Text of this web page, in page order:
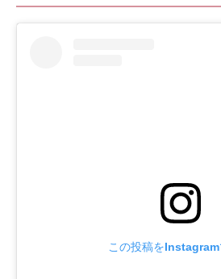
この投稿をInstagram